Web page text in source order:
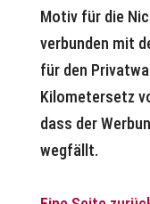
Motiv für die
verbunden mit
für den
Kilometersetz
dass der
wegfällt.